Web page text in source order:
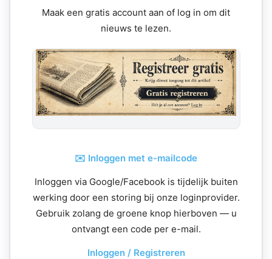
Maak een gratis account aan of log in om dit
nieuws te lezen.
✉️ Inloggen met e-mailcode
Inloggen via Google/Facebook is tijdelijk buiten
werking door een storing bij onze loginprovider.
Gebruik zolang de groene knop hierboven — u
ontvangt een code per e-mail.
Inloggen / Registreren